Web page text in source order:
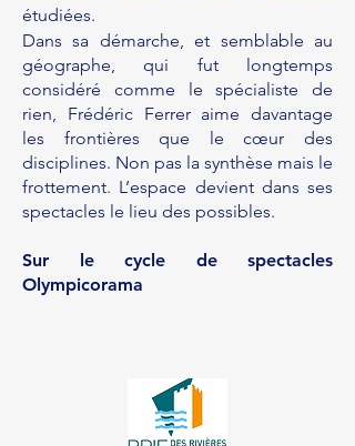
étudiées.
Dans sa démarche, et semblable au
géographe, qui fut longtemps
considéré comme le spécialiste de
rien, Frédéric Ferrer aime davantage
les frontières que le cœur des
disciplines. Non pas la synthèse mais le
frottement. L’espace devient dans ses
spectacles le lieu des possibles.
Sur le cycle de spectacles
Olympicorama